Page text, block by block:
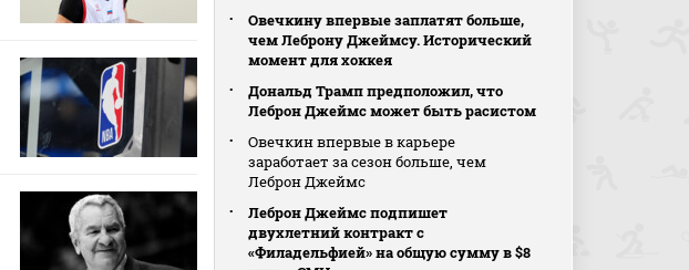
Овечкину впервые заплатят больше,
чем Леброну Джеймсу. Исторический
момент для хоккея
Дональд Трамп предположил, что
Леброн Джеймс может быть расистом
Овечкин впервые в карьере
заработает за сезон больше, чем
Леброн Джеймс
Леброн Джеймс подпишет
двухлетний контракт с
«Филадельфией» на общую сумму в $8